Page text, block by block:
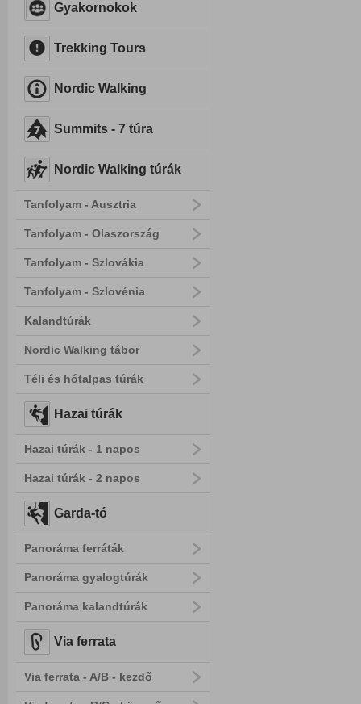
Gyakornokok
Trekking Tours
Nordic Walking
Summits - 7 túra
Nordic Walking túrák
Tanfolyam - Ausztria
Tanfolyam - Olaszország
Tanfolyam - Szlovákia
Tanfolyam - Szlovénia
Kalandtúrák
Nordic Walking tábor
Téli és hótalpas túrák
Hazai túrák
Hazai túrák - 1 napos
Hazai túrák - 2 napos
Garda-tó
Panoráma ferráták
Panoráma gyalogtúrák
Panoráma kalandtúrák
Via ferrata
Via ferrata - A/B - kezdő